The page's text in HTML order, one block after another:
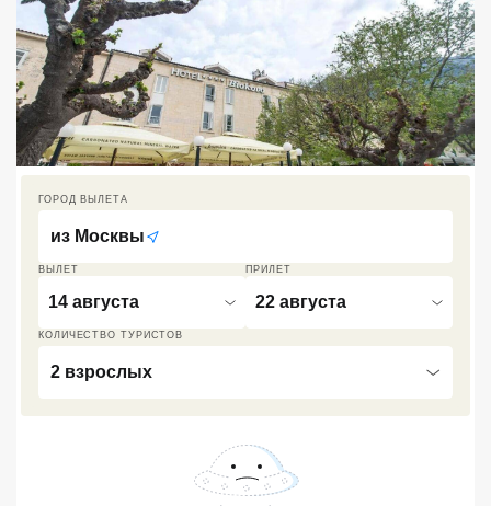
ВЫЛЕТ
14 августа
ПРИЛЕТ
22 августа
КОЛИЧЕСТВО ТУРИСТОВ
2 взрослых
ГОРОД ВЫЛЕТА
из Москвы
Занзибар
Абхазия
Большой Сочи
Кав Мин Воды
Экскурсионные туры
ТОП 10 лучших отелей 5*
ТОП 10 недорогих отелей